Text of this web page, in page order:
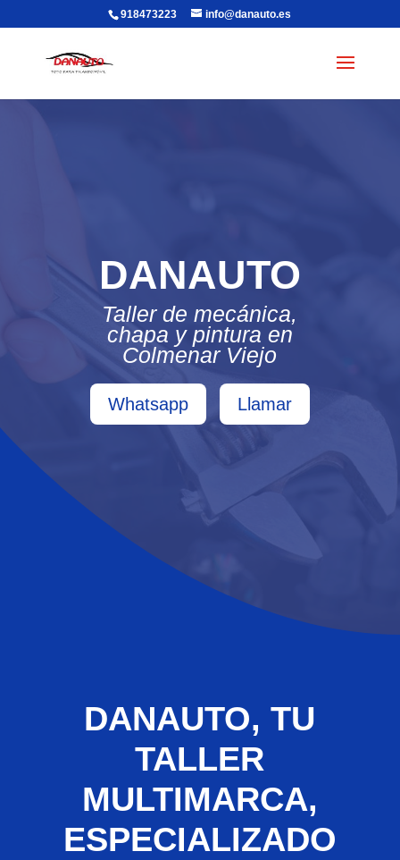
918473223 info@danauto.es
DANAUTO
Taller de mecánica,
chapa y pintura en
Colmenar Viejo
Whatsapp Llamar
DANAUTO, TU
TALLER
MULTIMARCA,
ESPECIALIZADO